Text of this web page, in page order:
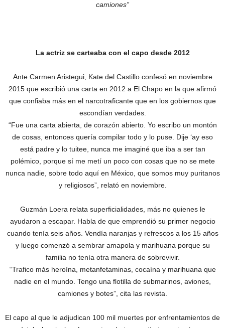
camiones”
La actriz se carteaba con el capo desde 2012
Ante Carmen Aristegui, Kate del Castillo confesó en noviembre
2015 que escribió una carta en 2012 a El Chapo en la que afirmó
que confiaba más en el narcotraficante que en los gobiernos que
escondían verdades.
“Fue una carta abierta, de corazón abierto. Yo escribo un montón
de cosas, entonces quería compilar todo y lo puse. Dije ‘ay eso
está padre y lo tuitee, nunca me imaginé que iba a ser tan
polémico, porque sí me metí un poco con cosas que no se mete
nunca nadie, sobre todo aquí en México, que somos muy puritanos
y religiosos”, relató en noviembre.
Guzmán Loera relata superficialidades, más no quienes le
ayudaron a escapar. Habla de que emprendió su primer negocio
cuando tenía seis años. Vendía naranjas y refrescos a los 15 años
y luego comenzó a sembrar amapola y marihuana porque su
familia no tenía otra manera de sobrevivir.
“Trafico más heroína, metanfetaminas, cocaína y marihuana que
nadie en el mundo. Tengo una flotilla de submarinos, aviones,
camiones y botes”, cita las revista.
El capo al que le adjudican 100 mil muertes por enfrentamientos de